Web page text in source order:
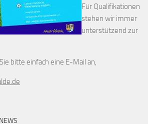
Für Qualifikationen
stehen wir immer
unterstützend zur
bitte einfach eine E-Mail an,